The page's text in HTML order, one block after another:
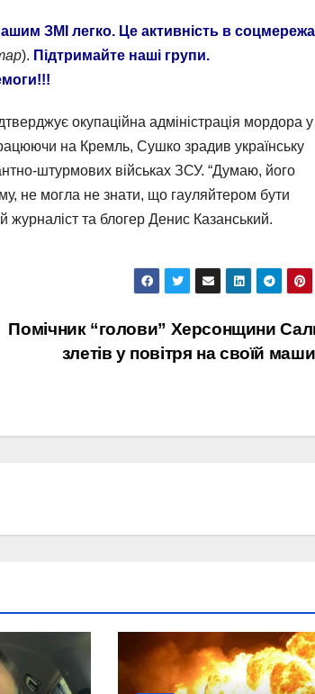
ЗМІ легко. Це активність в
). Підтримайте наші групи.
окупаційна адміністрація мордора у
на Кремль, Сушко зрадив українську
штурмових військах ЗСУ. “Думаю, його
не могла не знати, що гауляйтером бути
журналіст та блогер Денис Казанський.
Помічник “голови” Херсонщини
злетів у повітря на своїй